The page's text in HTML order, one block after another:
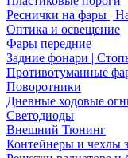
Реснички на фары |
Оптика и освещение
Фары передние
Задние фонари |
Противотуманные
Поворотники
Дневные ходовые
Светодиоды
Внешний Тюнинг
Контейнеры и чехлы